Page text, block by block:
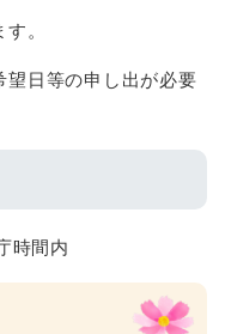
。
望日等の申し出が必要
時間内